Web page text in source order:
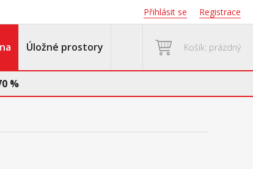
Přihlásit se Registrace
Úložné prostory Košík: prázdný
%